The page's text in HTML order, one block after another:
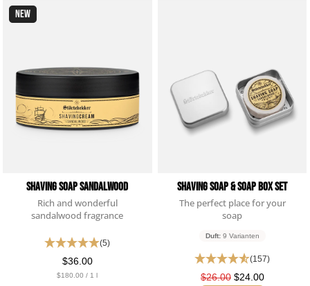
NEW
Shaving Soap Sandalwood
Rich and wonderful
sandalwood fragrance
(5)
$36.00
$180.00 / 1 l
Shaving Soap & Soap Box Set
The perfect place for your
soap
Duft: 9 Varianten
(157)
$26.00$24.00